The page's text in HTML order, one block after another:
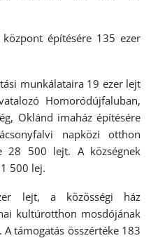
építésére 135 ezer
munkálataira 19 ezer lejt
Homoródújfaluban,
Oklánd imaház építésére
napközi otthon
28 500 lejt. A községnek
500 lej.
lejt, a közösségi ház
kultúrotthon mosdójának
támogatás összértéke 183